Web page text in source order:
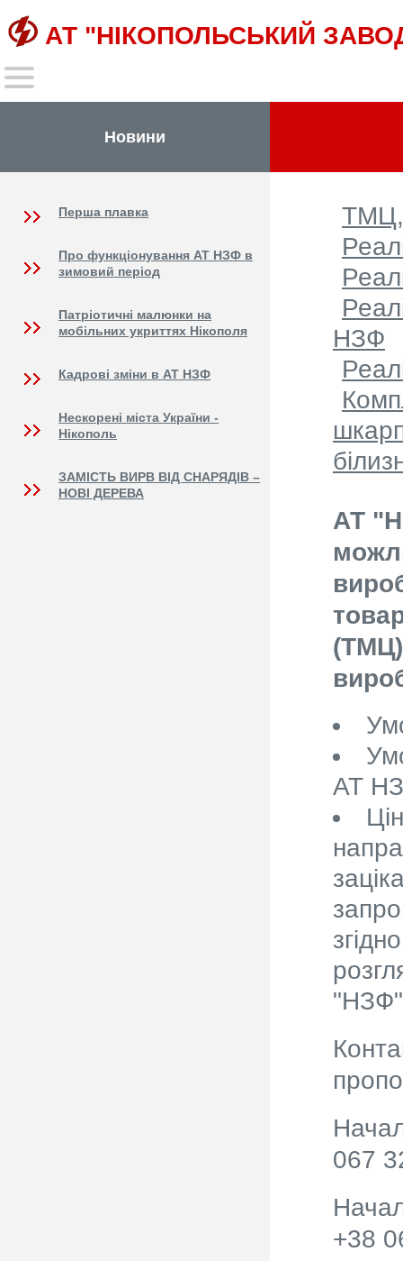
АТ "НІКОПОЛЬСЬКИЙ
Новини
Перша плавка
Про функціонування АТ НЗФ в
зимовий період
Патріотичні малюнки на
мобільних укриттях Нікополя
Кадрові зміни в АТ НЗФ
Нескорені міста України -
Нікополь
ЗАМІСТЬ ВИРВ ВІД СНАРЯДІВ –
НОВІ ДЕРЕВА
ТМЦ,
НЗФ
АТ
АТ
067
+38